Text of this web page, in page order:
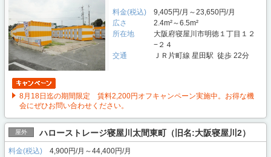
料金(税込)
9,405円/月～23,650円/月
広さ
2.4m²～6.5m²
所在地
大阪府寝屋川市明徳１丁目１２
−２４
交通
ＪＲ片町線 星田駅 徒歩 22分
8月18日迄の期間限定 賃料2,200円オフキャンペーン実施中。お得な機
会にぜひお問い合わせください。
屋外 ハローストレージ寝屋川太間東町（旧名:大阪寝屋川2）
料金(税込)
4,900円/月～44,400円/月